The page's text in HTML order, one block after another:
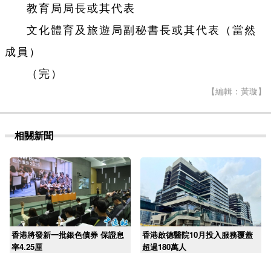
教育局局長或其代表
文化體育及旅遊局副秘書長或其代表（當然
成員）
（完）
【編輯：黃璇】
相關新聞
香港將發新一批銀色債券 保證息
率4.25厘
香港啟德醫院10月投入服務覆蓋
超過180萬人